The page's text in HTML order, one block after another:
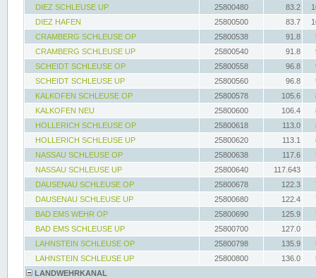
DIEZ SCHLEUSE UP
25800480 83.2
DIEZ HAFEN
25800500 83.7
CRAMBERG SCHLEUSE OP
25800538 91.8
CRAMBERG SCHLEUSE UP
25800540 91.8
SCHEIDT SCHLEUSE OP
25800558 96.8
SCHEIDT SCHLEUSE UP
25800560 96.8
KALKOFEN SCHLEUSE OP
25800578 105.6
KALKOFEN NEU
25800600 106.4
HOLLERICH SCHLEUSE OP
25800618 113.0
HOLLERICH SCHLEUSE UP
25800620 113.1
NASSAU SCHLEUSE OP
25800638 117.6
NASSAU SCHLEUSE UP
25800640 117.643
DAUSENAU SCHLEUSE OP
25800678 122.3
DAUSENAU SCHLEUSE UP
25800680 122.4
BAD EMS WEHR OP
25800690 125.9
BAD EMS SCHLEUSE UP
25800700 127.0
LAHNSTEIN SCHLEUSE OP
25800798 135.9
LAHNSTEIN SCHLEUSE UP
25800800 136.0
LANDWEHRKANAL